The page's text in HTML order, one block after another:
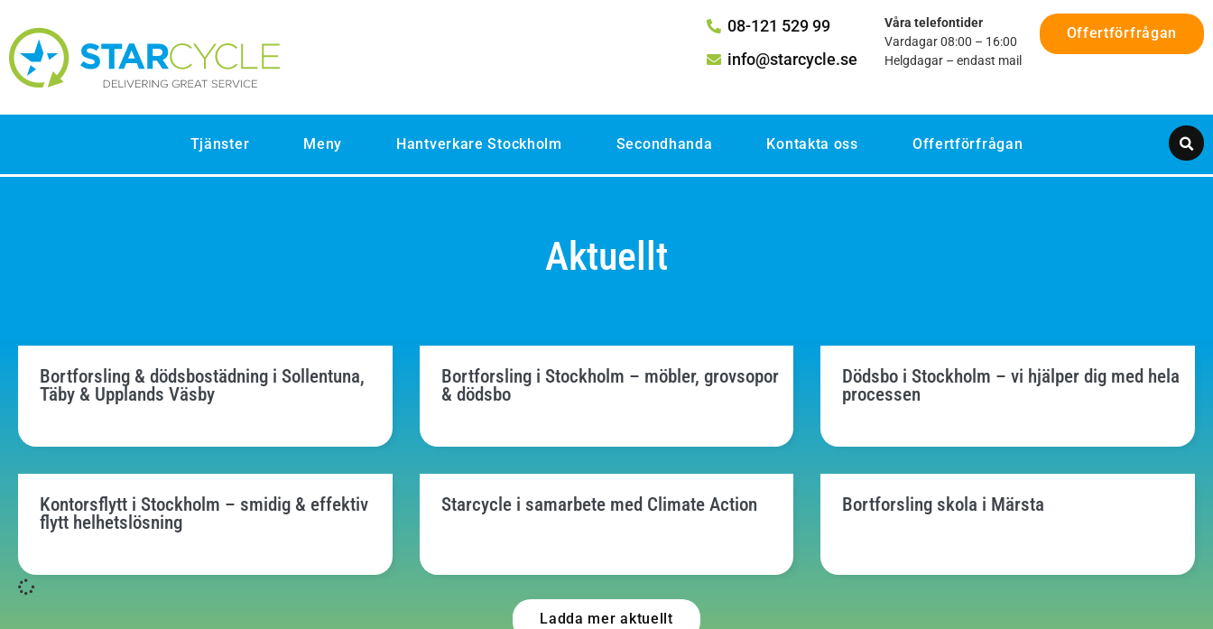
08-121 529 99
info@starcycle.se
Våra telefontider
Vardagar 08:00 – 16:00
Helgdagar – endast mail
Offertförfrågan
Tjänster Meny Hantverkare Stockholm Secondhanda Kontakta oss Offertförfrågan
Aktuellt
Bortforsling & dödsbostädning i Sollentuna,
Täby & Upplands Väsby
Bortforsling i Stockholm – möbler, grovsopor
& dödsbo
Dödsbo i Stockholm – vi hjälper dig med hela
processen
Kontorsflytt i Stockholm – smidig & effektiv
flytt helhetslösning
Starcycle i samarbete med Climate Action Bortforsling skola i Märsta
Ladda mer aktuellt